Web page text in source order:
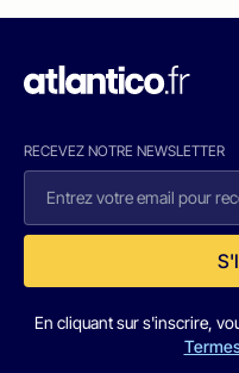
RECEVEZ NOTRE NEWSLETTER
En cliquant sur s'inscrire,